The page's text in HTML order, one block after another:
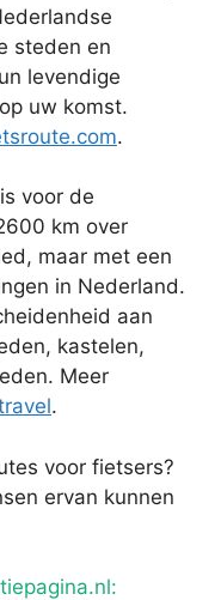
steden en
levendige
uw komst.
.
voor de
km over
maar met een
in Nederland.
aan
kastelen,
Meer
.
voor fietsers?
ervan kunnen